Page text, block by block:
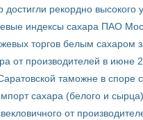
рекордно высокого
индексы сахара ПАО
торгов белым сахаром
от производителей в июне
таможне в
сахара (белого и
от